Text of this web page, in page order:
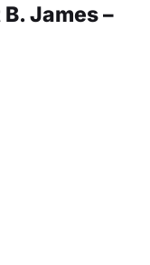
James –